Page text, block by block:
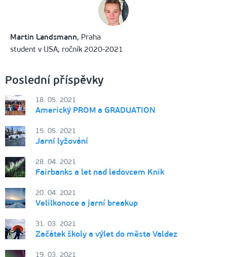
Martin Landsmann, Praha
student v USA, ročník 2020-2021
Poslední příspěvky
18. 05. 2021
Americký PROM a GRADUATION
15. 05. 2021
Jarní lyžování
28. 04. 2021
Fairbanks a let nad ledovcem Knik
20. 04. 2021
Velilkonoce a jarní breakup
31. 03. 2021
Začátek školy a výlet do města Valdez
19. 03. 2021